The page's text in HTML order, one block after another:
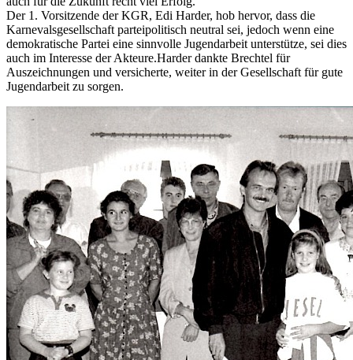
Der 1. Vorsitzende der KGR, Edi Harder, hob hervor, dass die
Karnevalsgesellschaft parteipolitisch neutral sei, jedoch wenn eine
demokratische Partei eine sinnvolle Jugendarbeit unterstütze, sei dies
auch im Interesse der Akteure.Harder dankte Brechtel für
Auszeichnungen und versicherte, weiter in der Gesellschaft für gute
Jugendarbeit zu sorgen.